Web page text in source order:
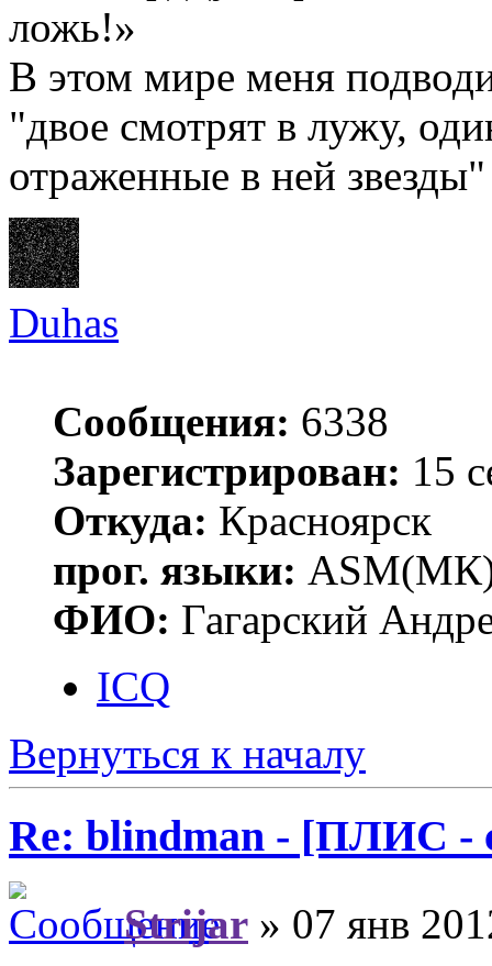
ложь!»
В этом мире меня
"двое смотрят в лужу,
отраженные в ней звезды"
Duhas
Сообщения: 6338
Зарегистрирован: 15
Откуда: Красноярск
прог. языки:
ФИО: Гагарский
ICQ
Вернуться к началу
Re: blindman - [ПЛИС -
Strijar » 07 янв